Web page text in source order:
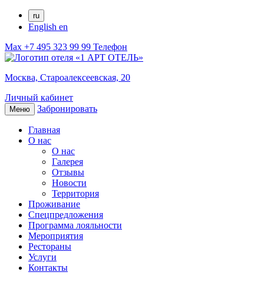
ru
English en
Max +7 495 323 99 99 Телефон
Москва, Староалексеевская, 20
Личный кабинет
Меню Забронировать
Главная
О нас
О нас
Галерея
Отзывы
Новости
Территория
Проживание
Спецпредложения
Программа лояльности
Мероприятия
Рестораны
Услуги
Контакты